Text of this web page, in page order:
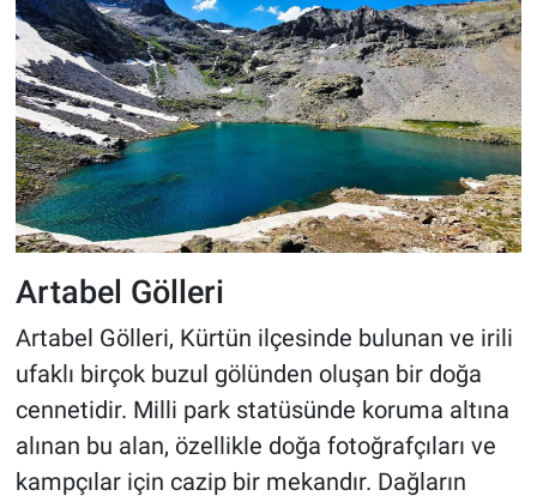
Artabel Gölleri
Artabel Gölleri, Kürtün ilçesinde bulunan ve irili
ufaklı birçok buzul gölünden oluşan bir doğa
cennetidir. Milli park statüsünde koruma altına
alınan bu alan, özellikle doğa fotoğrafçıları ve
kampçılar için cazip bir mekandır. Dağların